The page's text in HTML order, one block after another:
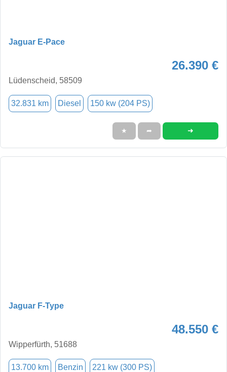
Jaguar E-Pace
26.390 €
Lüdenscheid, 58509
32.831 km Diesel 150 kw (204 PS)
★ ➦ ➜
Jaguar F-Type
48.550 €
Wipperfürth, 51688
13.700 km Benzin 221 kw (300 PS)